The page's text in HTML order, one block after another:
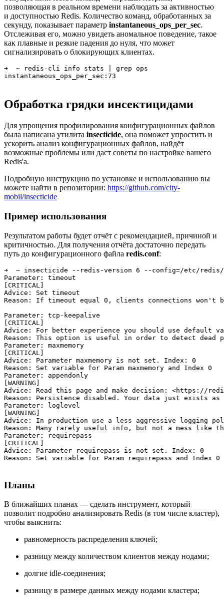
позволяющая в реальном времени наблюдать за активностью
и доступностью Redis. Количество команд, обработанных за
секунду, показывает параметр instantaneous_ops_per_sec.
Отслеживая его, можно увидеть аномальное поведение, такое
как плавные и резкие падения до нуля, что может
сигнализировать о блокирующих клиентах.
➜  ~ redis-cli info stats | grep ops
Обработка грядки инсектицидами
Для упрощения профилирования конфигурационных файлов
была написана утилита insecticide, она поможет упростить и
ускорить анализ конфигурационных файлов, найдёт
возможные проблемы или даст советы по настройке вашего
Redis'а.
Подробную инструкцию по установке и использованию вы
можете найти в репозитории: https://github.com/city-
mobil/insecticide
Пример использования
Результатом работы будет отчёт с рекомендацией, причиной и
критичностью. Для получения отчёта достаточно передать
путь до конфигурационного файла redis.conf:
➜  ~ insecticide --redis-version 6 --config=/etc/
Parameter: timeout
[CRITICAL]
Advice: Set timeout
Reason: If timeout equal 0, clients connections
Parameter: tcp-keepalive
[CRITICAL]
Advice: For better experience you should use default
Reason: This option is useful in order to detect dead
Parameter: maxmemory
[CRITICAL]
Advice: Parameter maxmemory is not set. Index: 0
Reason: Set variable for Param maxmemory and Index 0
Parameter: appendonly
[WARNING]
Advice: Read this page and make decision: <https://
Reason: Persistence disabled. Your data just exists
Parameter: loglevel
[WARNING]
Advice: In production use a less aggressive logging
Reason: Many rarely useful info, but not a mess like
Parameter: requirepass
[CRITICAL]
Advice: Parameter requirepass is not set. Index: 0
Планы
В ближайших планах — сделать инструмент, который
позволит подробно анализировать Redis (в том числе кластер),
чтобы выяснить:
равномерность распределения ключей;
разницу между количеством клиентов между нодами;
долгие idle-соединения;
разницу в размере данных между нодами кластера;